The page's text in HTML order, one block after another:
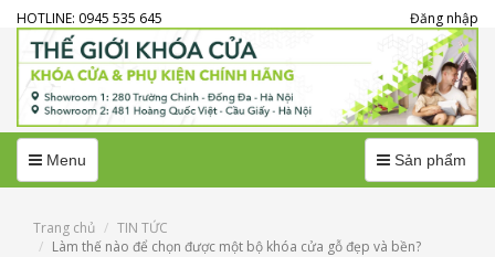
HOTLINE: 0945 535 645 Đăng nhập
MenuMenu MenuSản phẩm
Trang chủ
TIN TỨC
Làm thế nào để chọn được một bộ khóa cửa gỗ đẹp và bền?